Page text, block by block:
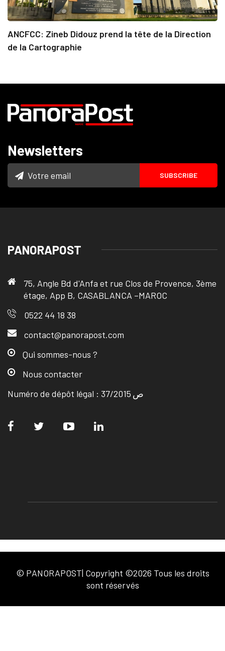
ANCFCC: Zineb Didouz prend la tête de la Direction
de la Cartographie
Newsletters
PANORAPOST
75, Angle Bd d'Anfa et rue Clos de Provence, 3ème
étage, App B, CASABLANCA –MAROC
0522 44 18 38
contact@panorapost.com
Qui sommes-nous ?
Nous contacter
Numéro de dépôt légal : ص 37/2015
© PANORAPOST| Copyright ©2026 Tous les droits
sont réservés